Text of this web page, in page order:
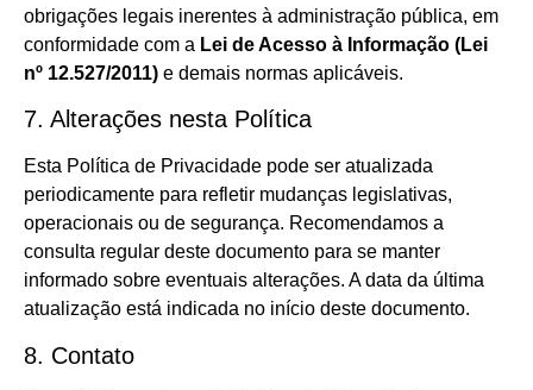
obrigações legais inerentes à administração pública, em
conformidade com a Lei de Acesso à Informação (Lei
nº 12.527/2011) e demais normas aplicáveis.
7. Alterações nesta Política
Esta Política de Privacidade pode ser atualizada
periodicamente para refletir mudanças legislativas,
operacionais ou de segurança. Recomendamos a
consulta regular deste documento para se manter
informado sobre eventuais alterações. A data da última
atualização está indicada no início deste documento.
8. Contato